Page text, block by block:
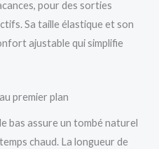
pour des sorties
Sa taille élastique et son
ajustable qui simplifie
premier plan
bas assure un tombé naturel
chaud. La longueur de